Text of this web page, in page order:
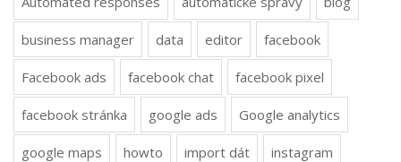
business manager data editor facebook
Facebook ads facebook chat facebook pixel
facebook stránka google ads Google analytics
google maps howto import dát instagram